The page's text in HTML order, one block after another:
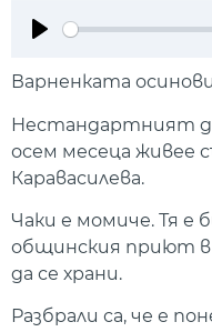
Варненката осинови
Нестандартният
осем месеца живее
Каравасилева.
Чаки е момиче. Тя е
общинския приют в
да се храни.
Разбрали са, че е